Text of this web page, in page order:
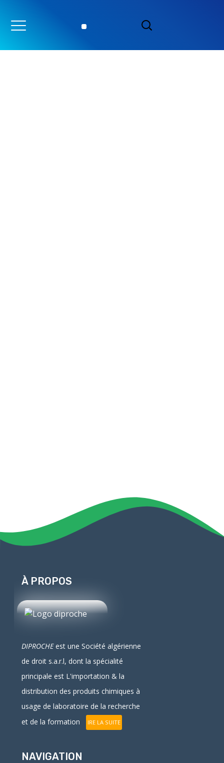
À PROPOS
DIPROCHE est une Société algérienne
de droit s.a.r.l, dont la spécialité
principale est L'importation & la
distribution des produits chimiques à
usage de laboratoire de la recherche
et de la formation
IRE LA SUITE
NAVIGATION